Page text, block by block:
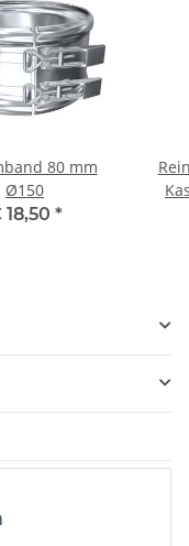
80 mm
Ø150
*